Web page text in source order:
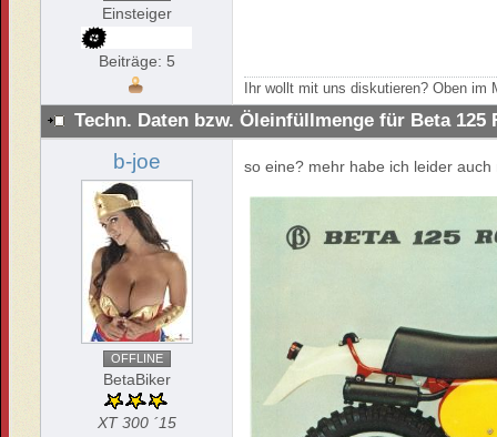
Einsteiger
Beiträge: 5
Ihr wollt mit uns diskutieren? Oben
Techn. Daten bzw. Öleinfüllmenge für Beta 125
b-joe
OFFLINE
BetaBiker
XT 300 ´15
so eine? mehr habe ich leider auch